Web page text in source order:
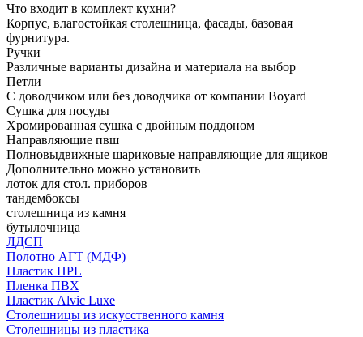
Что входит в комплект кухни?
Корпус, влагостойкая столешница, фасады, базовая
фурнитура.
Ручки
Различные варианты дизайна и материала на выбор
Петли
С доводчиком или без доводчика от компании Boyard
Сушка для посуды
Хромированная сушка с двойным поддоном
Направляющие пвш
Полновыдвижные шариковые направляющие для ящиков
Дополнительно можно установить
лоток для стол. приборов
тандембоксы
столешница из камня
бутылочница
ЛДСП
Полотно АГТ (МДФ)
Пластик HPL
Пленка ПВХ
Пластик Alvic Luxe
Столешницы из искусственного камня
Столешницы из пластика